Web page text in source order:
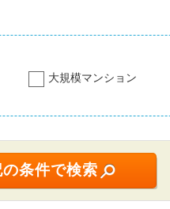
大規模マンション